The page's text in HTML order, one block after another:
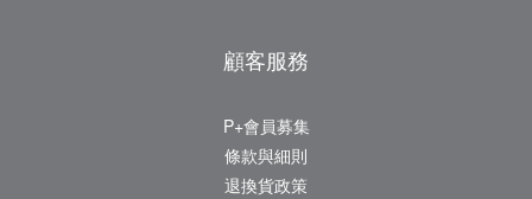
顧客服務
P+會員募集
條款與細則
退換貨政策